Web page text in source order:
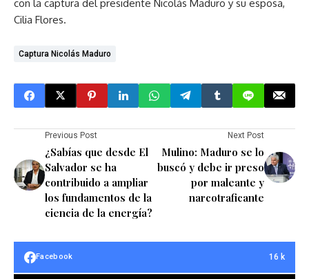
con la captura del presidente Nicolás Maduro y su esposa,
Cilia Flores.
Captura Nicolás Maduro
Previous Post
¿Sabías que desde El
Salvador se ha
contribuido a ampliar
los fundamentos de la
ciencia de la energía?
Next Post
Mulino: Maduro se lo
buscó y debe ir preso
por maleante y
narcotraficante
Facebook 16 k